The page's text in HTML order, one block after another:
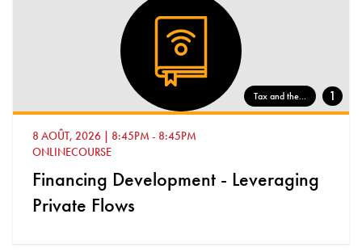
Tax and the... 1
8 AOÛT, 2026 | 8:45PM - 8:45PM
ONLINECOURSE
Financing Development - Leveraging
Private Flows